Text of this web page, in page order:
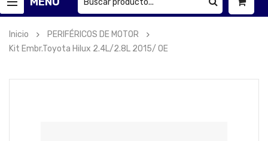
Inicio
PERIFÉRICOS DE MOTOR
Kit Embr.Toyota Hilux 2.4L/2.8L 2015/ OE